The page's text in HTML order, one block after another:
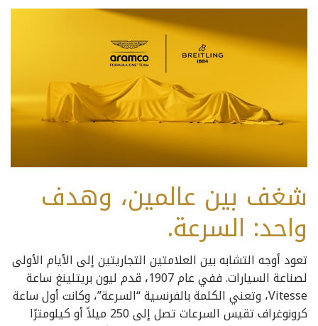
‫شغف بين عالمين، وهدف
واحد: السرعة.
‫‫تعود أوجه التشابه بين العلامتين التجاريتين إلى الأيام الأولى
لصناعة السيارات. ففي عام 1907، قدم ليون بريتلينغ ساعة
Vitesse، وتعني الكلمة بالفرنسية “السرعة”، وكانت أول ساعة
كرونوغراف تقيس السرعات تصل إلى 250 ميلاً أو كيلومترًا